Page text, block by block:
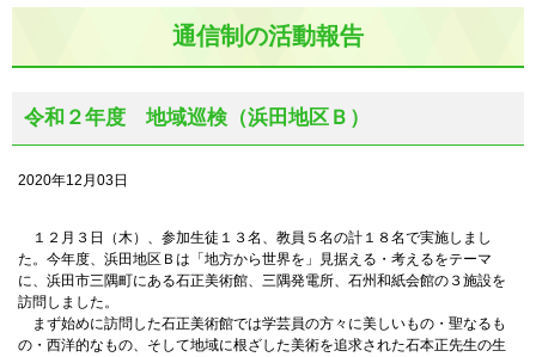
通信制の活動報告
令和２年度 地域巡検（浜田地区Ｂ）
2020年12月03日
１２月３日（木）、参加生徒１３名、教員５名の計１８名で実施しまし
た。今年度、浜田地区Ｂは「地方から世界を」見据える・考えるをテーマ
に、浜田市三隅町にある石正美術館、三隅発電所、石州和紙会館の３施設を
訪問しました。
まず始めに訪問した石正美術館では学芸員の方々に美しいもの・聖なるも
の・西洋的なもの、そして地域に根ざした美術を追求された石本正先生の生